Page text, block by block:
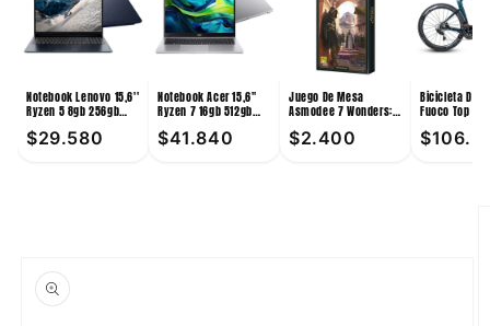
Notebook Lenovo 15,6''
Ryzen 5 8gb 256gb
$29.580
Notebook Acer 15,6''
Ryzen 7 16gb 512gb
$41.840
Juego De Mesa
Asmodee 7 Wonders:
$2.400
Bicicleta De
Fuoco Top